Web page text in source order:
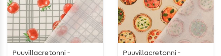
Puuvillacretonni -
Puuvillacretonni -